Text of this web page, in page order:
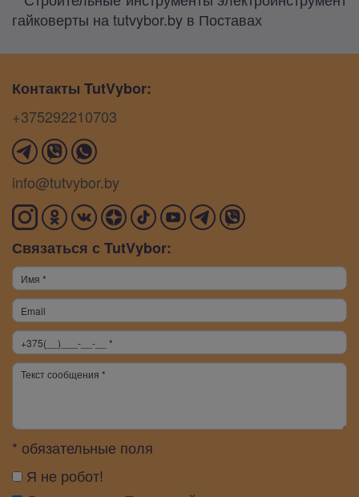
гайковерты на tutvybor.by в Поставах
Контакты TutVybor:
+375292210703
info@tutvybor.by
Связаться с TutVybor:
* обязательные поля
Я не робот!